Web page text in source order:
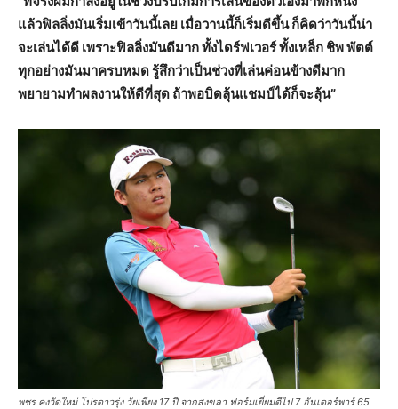
แล้วฟิลลิ่งมันเริ่มเข้าวันนี้เลย เมื่อวานนี้ก็เริ่มดีขึ้น ก็คิดว่าวันนี้น่า
จะเล่นได้ดี เพราะฟิลลิ่งมันดีมาก ทั้งไดร์ฟเวอร์ ทั้งเหล็ก ชิพ พัตต์
ทุกอย่างมันมาครบหมด รู้สึกว่าเป็นช่วงที่เล่นค่อนข้างดีมาก
พยายามทำผลงานให้ดีที่สุด ถ้าพอบิดลุ้นแชมป์ได้ก็จะลุ้น”
พชร คงวัดใหม่ โปรดาวรุ่ง วัยเพียง 17 ปี จากสงขลา ฟอร์มเยี่ยมตีไป 7 อันเดอร์พาร์ 65